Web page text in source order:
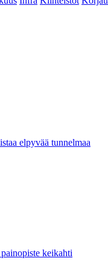
elpyvää tunnelmaa
keikahti